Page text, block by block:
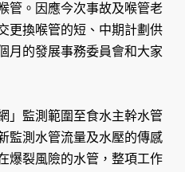
管。因應今次事故及喉管老
更換喉管的短、中期計劃供
月的發展事務委員會和大家
」監測範圍至食水主幹水管
監測水管流量及水壓的傳感
爆裂風險的水管，整項工作